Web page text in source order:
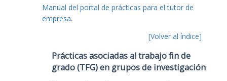
Manual del portal de prácticas para el tutor de
empresa.
[Volver al índice]
Prácticas asociadas al trabajo fin de
grado (TFG) en grupos de investigación